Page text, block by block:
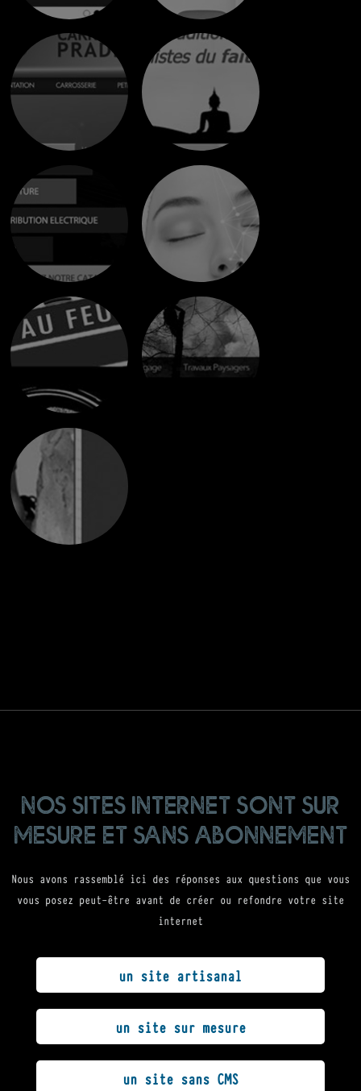
nos sites internet sont sur
mesure et sans abonnement
Nous avons rassemblé ici des réponses aux questions que vous
vous posez peut-être avant de créer ou refondre votre site
internet
un site artisanal
un site sur mesure
un site sans CMS